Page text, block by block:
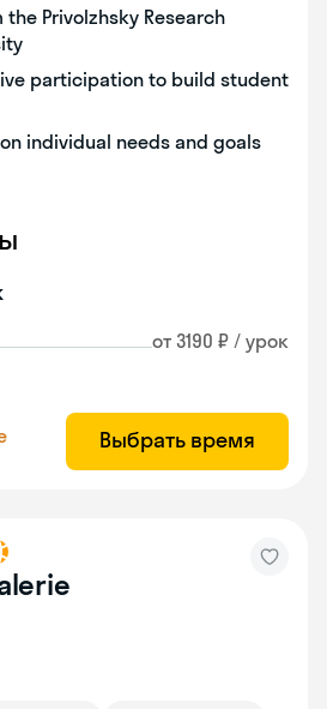
Privolzhsky Research
participation to build student
individual needs and goals
от 3190 ₽ / урок
Выбрать время